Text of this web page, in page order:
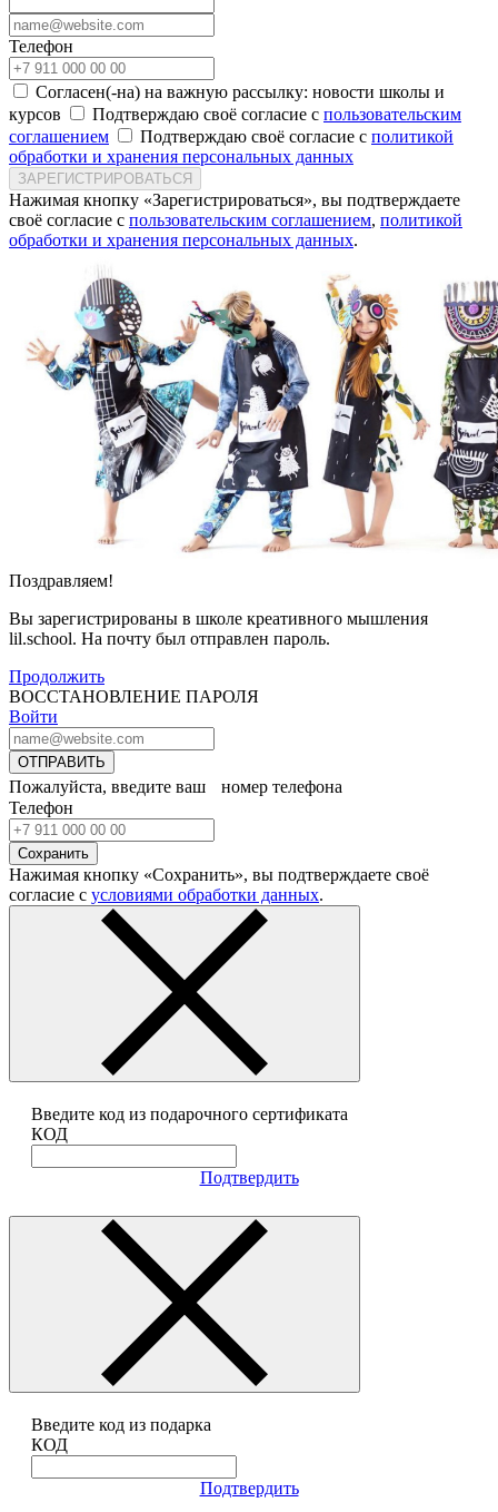
Телефон
Согласен(-на) на важную рассылку: новости школы и
курсов
Подтверждаю своё согласие с пользовательским
соглашением
Подтверждаю своё согласие с политикой
обработки и хранения персональных данных
ЗАРЕГИСТРИРОВАТЬСЯ
Нажимая кнопку «Зарегистрироваться», вы подтверждаете
своё согласие с пользовательским соглашением, политикой
обработки и хранения персональных данных.
Поздравляем!
Вы зарегистрированы в школе креативного мышления
lil.school. На почту был отправлен пароль.
Продолжить
ВОССТАНОВЛЕНИЕ ПАРОЛЯ
Войти
ОТПРАВИТЬ
Пожалуйста, введите ваш номер телефона
Телефон
Сохранить
Нажимая кнопку «Сохранить», вы подтверждаете своё
согласие с условиями обработки данных.
Введите код из подарочного сертификата
КОД
Подтвердить
Введите код из подарка
КОД
Подтвердить